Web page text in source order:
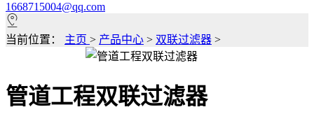
1668715004@qq.com
当前位置： 主页 > 产品中心 > 双联过滤器 >
管道工程双联过滤器